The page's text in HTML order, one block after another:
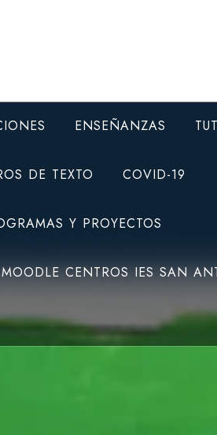
ENSEÑANZAS
DE TEXTO COVID-19
Y PROYECTOS
CENTROS IES SAN